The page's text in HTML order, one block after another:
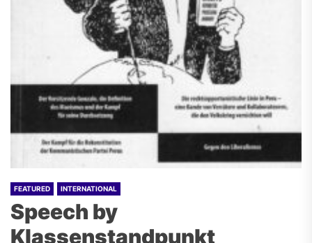
FEATURED INTERNATIONAL
Speech by
Klassenstandpunkt